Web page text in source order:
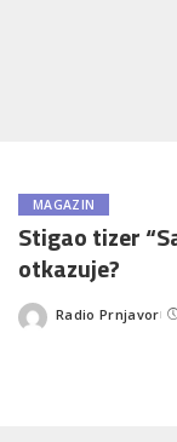
MAGAZIN
Stigao tizer
otkazuje?
Posted
Radio Prnjavor